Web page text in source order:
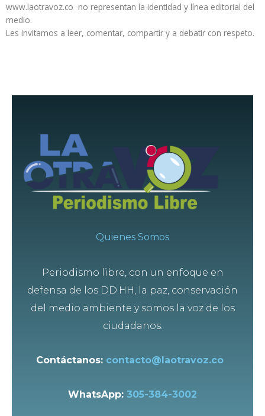
www.laotravoz.co no representan la identidad y línea editorial del
medio.
Les invitamos a leer, comentar, compartir y a debatir con respeto.
Quienes Somos
Periodismo libre, con un enfoque en
defensa de los DD.HH, la paz, conservación
del medio ambiente y somos la voz de los
ciudadanos.
Contáctanos: contacto@laotravoz.co
WhatsApp: 305-384-3002